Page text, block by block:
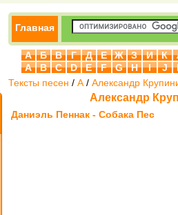
Главная
А Б В Г Д Е Ж З И К
A
B C D E F G H I J
Тексты песен / А / Александр
Александр
Даниэль Пеннак - Собака Пес